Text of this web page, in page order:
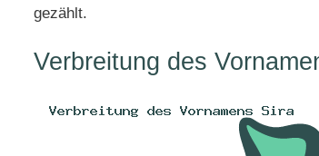
gezählt.
Verbreitung des